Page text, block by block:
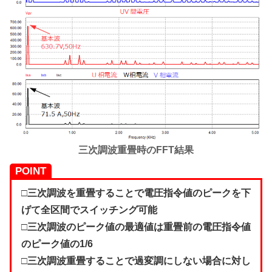
三次調波重畳時のFFT結果
POINT
□三次調波を重畳することで電圧指令値のピークを下
げて全区間でスイッチング可能
□三次調波のピーク値の最適値は重畳前の電圧指令値
のピーク値の1/6
□三次調波重畳することで過変調にしない場合に対し